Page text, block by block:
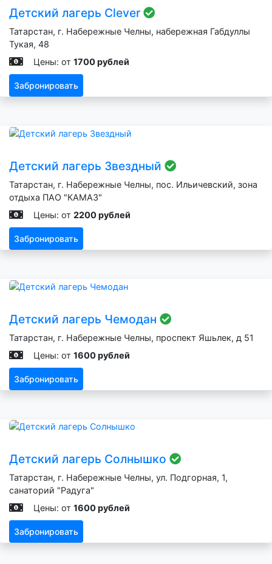
Детский лагерь Clever
Татарстан, г. Набережные Челны, набережная Габдуллы
Тукая, 48
Цены: от 1700 рублей
Забронировать
Детский лагерь Звездный
Татарстан, г. Набережные Челны, пос. Ильичевский, зона
отдыха ПАО "КАМАЗ"
Цены: от 2200 рублей
Забронировать
Детский лагерь Чемодан
Татарстан, г. Набережные Челны, проспект Яшьлек, д 51
Цены: от 1600 рублей
Забронировать
Детский лагерь Солнышко
Татарстан, г. Набережные Челны, ул. Подгорная, 1,
санаторий "Радуга"
Цены: от 1600 рублей
Забронировать